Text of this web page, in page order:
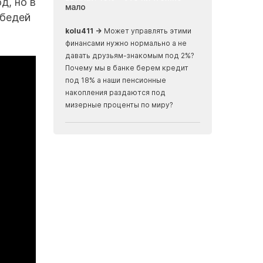
ничего не
мало
kolu411 → Может управлять этими
финансами нужно нормально а не
давать друзьям-знакомым под 2%?
Почему мы в банке берем кредит
под 18% а наши пенсионные
накопления раздаются под
мизерные проценты по миру?